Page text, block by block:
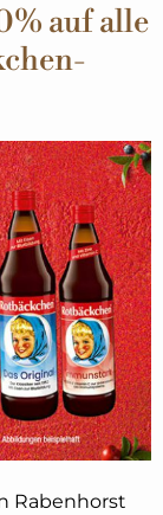
auf alle
Rabenhorst